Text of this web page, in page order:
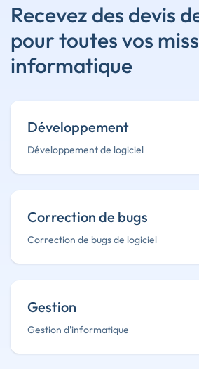
Recevez des devis
pour toutes vos
informatique
Développement
Développement de logiciel
Correction de bugs
Correction de bugs de logiciel
Gestion
Gestion d'informatique